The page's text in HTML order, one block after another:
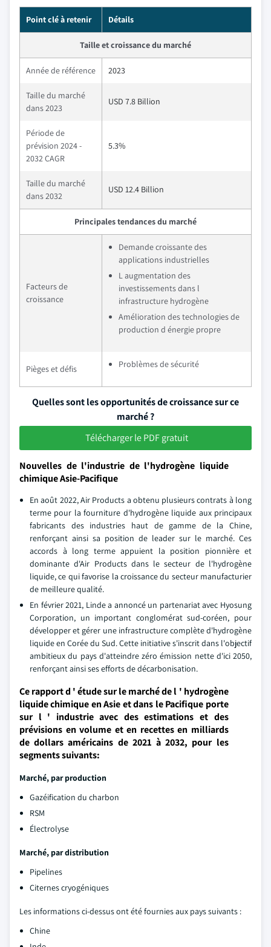
Point clé à retenir Détails
Taille et croissance du marché
Année de référence 2023
Taille du marché
dans 2023
USD 7.8 Billion
Période de
prévision 2024 -
2032 CAGR
5.3%
Taille du marché
dans 2032
USD 12.4 Billion
Principales tendances du marché
Facteurs de
croissance
Demande croissante des
applications industrielles
L augmentation des
investissements dans l
infrastructure hydrogène
Amélioration des technologies de
production d énergie propre
Pièges et défis Problèmes de sécurité
Quelles sont les opportunités de croissance sur ce
marché ?
Télécharger le PDF gratuit
Nouvelles de l'industrie de l'hydrogène liquide
chimique Asie-Pacifique
En août 2022, Air Products a obtenu plusieurs contrats à long
terme pour la fourniture d'hydrogène liquide aux principaux
fabricants des industries haut de gamme de la Chine,
renforçant ainsi sa position de leader sur le marché. Ces
accords à long terme appuient la position pionnière et
dominante d'Air Products dans le secteur de l'hydrogène
liquide, ce qui favorise la croissance du secteur manufacturier
de meilleure qualité.
En février 2021, Linde a annoncé un partenariat avec Hyosung
Corporation, un important conglomérat sud-coréen, pour
développer et gérer une infrastructure complète d'hydrogène
liquide en Corée du Sud. Cette initiative s'inscrit dans l'objectif
ambitieux du pays d'atteindre zéro émission nette d'ici 2050,
renforçant ainsi ses efforts de décarbonisation.
Ce rapport d ' étude sur le marché de l ' hydrogène
liquide chimique en Asie et dans le Pacifique porte
sur l ' industrie avec des estimations et des
prévisions en volume et en recettes en milliards
de dollars américains de 2021 à 2032, pour les
segments suivants:
Marché, par production
Gazéification du charbon
RSM
Électrolyse
Marché, par distribution
Pipelines
Citernes cryogéniques
Les informations ci-dessus ont été fournies aux pays suivants :
Chine